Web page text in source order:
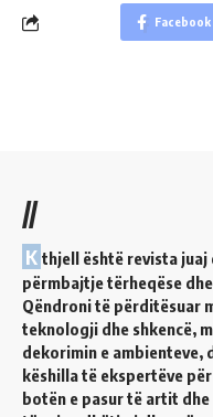
Facebook
//
K thjell është revista juaj
përmbajtje tërheqëse
Qëndroni të përditësuar
teknologji dhe shkencë,
dekorimin e ambienteve,
këshilla të ekspertëve
botën e pasur të artit